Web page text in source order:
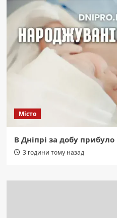
Місто
В Дніпрі за добу
3 години тому назад